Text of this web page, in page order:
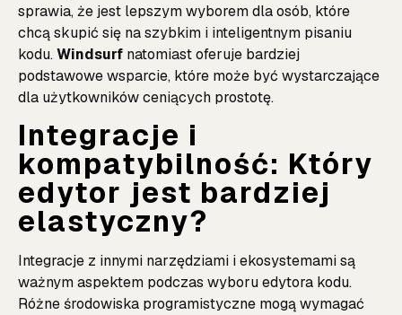
sprawia, że jest lepszym wyborem dla osób, które
chcą skupić się na szybkim i inteligentnym pisaniu
kodu.Windsurf natomiast oferuje bardziej
podstawowe wsparcie, które może być wystarczające
dla użytkowników ceniących prostotę.
Integracje i
kompatybilność: Który
edytor jest bardziej
elastyczny?
Integracje z innymi narzędziami i ekosystemami są
ważnym aspektem podczas wyboru edytora kodu.
Różne środowiska programistyczne mogą wymagać